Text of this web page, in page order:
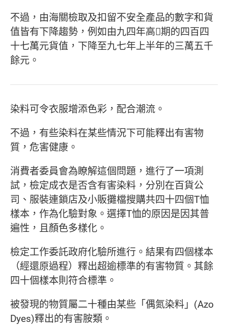
不過，由海關檢取及扣留不安全產品的數字和貨
值皆有下降趨勢，例如由九四年高期的四百四
十七萬元貨值，下降至九七年上半年的三萬五千
餘元。
染料可令衣服增添色彩，配合潮流。
不過，有些染料在某些情況下可能釋出有害物
質，危害健康。
消費者委員會為瞭解這個問題，進行了一項測
試，檢定成衣是否含有害染料，分別在百貨公
司、服裝連鎖店及小販攤檔搜購共四十四個T恤
樣本，作為化驗對象。選擇T恤的原因是因其普
遍性，且顏色多樣化。
檢定工作委託政府化驗所進行。結果有四個樣本
（經還原過程）釋出超逾標準的有害物質。其餘
四十個樣本則符合標準。
被發現的物質屬二十種由某些「偶氮染料」(Azo
Dyes)釋出的有害胺類。